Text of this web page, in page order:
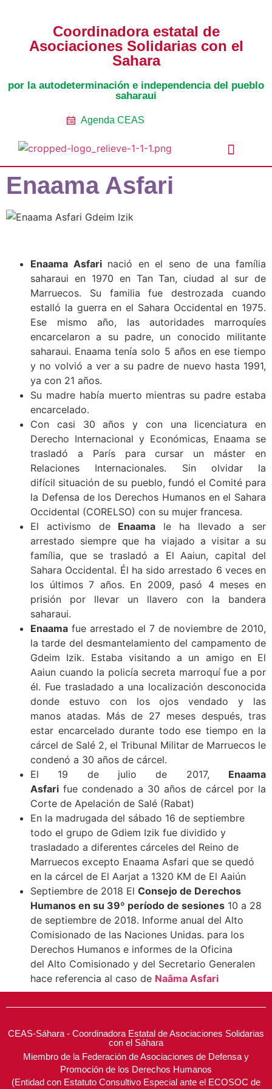
Coordinadora estatal de
Asociaciones Solidarias con el
Sahara
por la autodeterminación e independencia del pueblo
saharaui
Agenda CEAS
Enaama Asfari
Enaama Asfarinació en el seno de una família
saharaui en 1970 en Tan Tan, ciudad al sur de
Marruecos. Su familia fue destrozada cuando
estalló la guerra en el Sahara Occidental en 1975.
Ese mismo año, las autoridades marroquíes
encarcelaron a su padre, un conocido militante
saharaui. Enaama tenía solo 5 años en ese tiempo
y no volvió a ver a su padre de nuevo hasta 1991,
ya con 21 años.
Su madre había muerto mientras su padre estaba
encarcelado.
Con casi 30 años y con una licenciatura en
Derecho Internacional y Económicas, Enaama se
trasladó a París para cursar un máster en
Relaciones Internacionales. Sin olvidar la
difícil situación de su pueblo, fundó el Comité para
la Defensa de los Derechos Humanos en el Sahara
Occidental (CORELSO) con su mujer francesa.
El activismo de Enaama le ha llevado a ser
arrestado siempre que ha viajado a visitar a su
família, que se trasladó a El Aaiun, capital del
Sahara Occidental. Él ha sido arrestado 6 veces en
los últimos 7 años. En 2009, pasó 4 meses en
prisión por llevar un llavero con la bandera
saharaui.
Enaama fue arrestado el 7 de noviembre de 2010,
la tarde del desmantelamiento del campamento de
Gdeim Izik. Estaba visitando a un amigo en El
Aaiun cuando la policía secreta marroquí fue a por
él. Fue trasladado a una localización desconocida
donde estuvo con los ojos vendado y las
manos atadas. Más de 27 meses después, tras
estar encarcelado durante todo ese tiempo en la
cárcel de Salé 2, el Tribunal Militar de Marruecos le
condenó a 30 años de cárcel.
El 19 de julio de 2017, Enaama
Asfari fue condenado a 30 años de cárcel por la
Corte de Apelación de Salé (Rabat)
En la madrugada del sábado 16 de septiembre
todo el grupo de Gdiem Izik fue dividido y
trasladado a diferentes cárceles del Reino de
Marruecos excepto Enaama Asfari que se quedó
en la cárcel de El Aarjat a 1320 KM de El Aaiún
Septiembre de 2018 El Consejo de Derechos
Humanos en su 39º período de sesiones 10 a 28
de septiembre de 2018. Informe anual del Alto
Comisionado de las Naciones Unidas. para los
Derechos Humanos e informes de la Oficina
del Alto Comisionado y del Secretario Generalen
hace referencia al caso de Naâma Asfari
CEAS-Sáhara - Coordinadora Estatal de Asociaciones Solidarias
con el Sáhara
Miembro de la Federación de Asociaciones de Defensa y
Promoción de los Derechos Humanos
(Entidad con Estatuto Consultivo Especial ante el ECOSOC de